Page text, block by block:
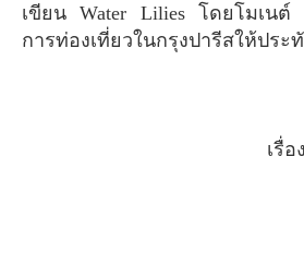
เขียน Water Lilies โดยโมเนต์
การท่องเที่ยวในกรุงปารีสให้ประ
เรื่